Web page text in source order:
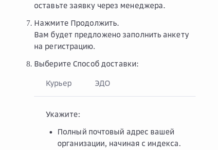
оставьте заявку через менеджера.
Нажмите Продолжить.
Вам будет предложено заполнить анкету
на регистрацию.
Выберите Способ доставки:
Курьер
ЭДО
Укажите:
Полный почтовый адрес вашей
организации, начиная с индекса.